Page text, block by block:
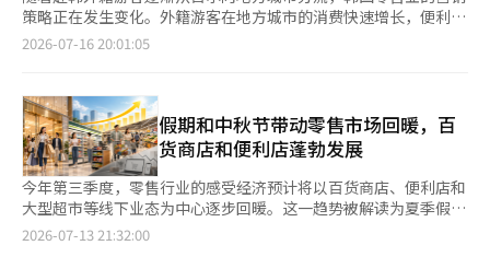
策略正在发生变化。外籍游客在地方城市的消费快速增长，便利
店、美妆店和百货店纷纷推出支付优惠和地区定制促销，加快布局
显示，通过支付宝和微信支付完成的外籍游客消费额大幅攀升。其
中，釜山莲堤区同比增长10倍，大邱南区增长9倍，江原道三陟增
长6倍；釜山水营区、海云台区以及江原道束草等地也增长3倍，庆
州和济州西归浦同样增幅明显。 值得关注的是，邮轮旅游带来的
消费拉动效应更为突出。近日，约1500名中国游客乘国际邮轮首
次抵达忠清南道瑞山后，当地GS25门店外籍游客销售额增长超过7
倍，7-Eleven中国游客消费额激增96倍，欧利芙洋（Olive
Young）瑞山门店外籍游客销售额也增长2.5倍。 济州方面，在中
2026-07-16 20:01:05
假期和中秋节带动零售市场回暖，百
货商店和便利店蓬勃发展
今年第三季度，零售行业的感受经济预计将以百货商店、便利店和
大型超市等线下业态为中心逐步回暖。这一趋势被解读为夏季假
期、早期中秋节和外国游客增加的预期所反映。 根据韩国商会于7
2026-07-13 21:32:00